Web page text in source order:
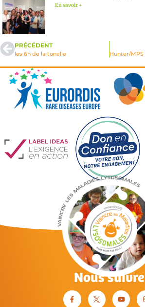
En savoir +
PRÉCÉDENT
les 6h de la tonelle
Nous suivre